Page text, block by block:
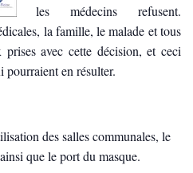
les médecins refusent.
la famille, le malade et tous
avec cette décision, et ceci
pourraient en résulter.
des salles communales, le
que le port du masque.